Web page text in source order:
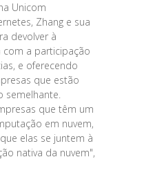
Unicom
Zhang e sua
devolver à
com a participação
e oferecendo
que estão
semelhante.
que têm um
em nuvem,
elas se juntem à
nativa da nuvem",